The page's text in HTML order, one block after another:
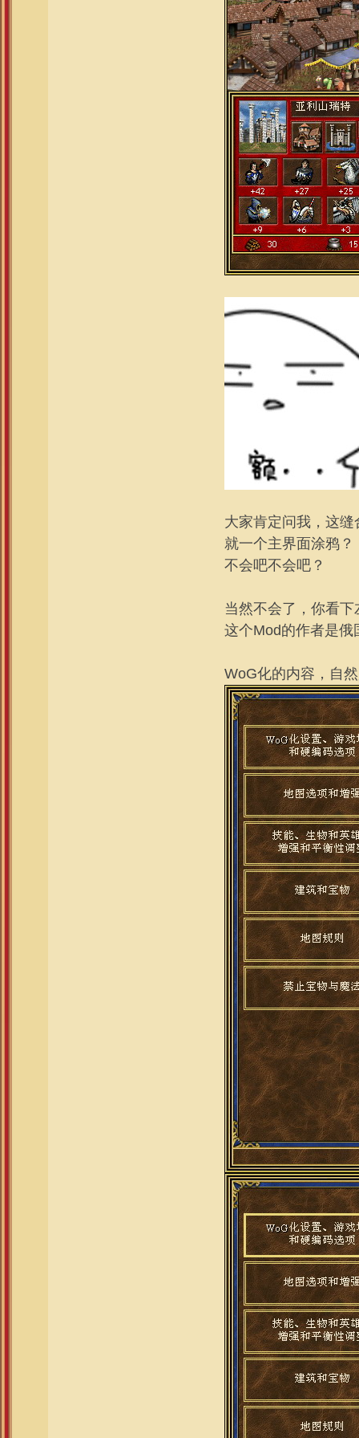
大家肯定问我，这缝
就一个主界面涂鸦？
不会吧不会吧？
当然不会了，你看
这个Mod的作者是
WoG化的内容，自